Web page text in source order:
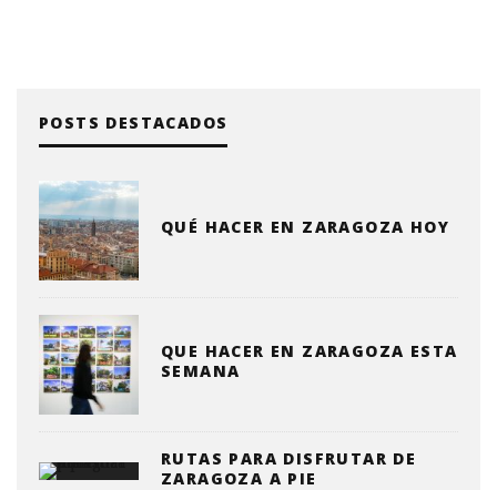
POSTS DESTACADOS
QUÉ HACER EN ZARAGOZA HOY
QUE HACER EN ZARAGOZA ESTA
SEMANA
RUTAS PARA DISFRUTAR DE
ZARAGOZA A PIE